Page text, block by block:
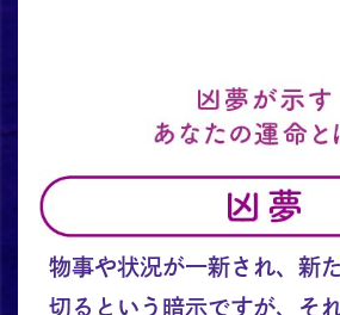
物事や状況が一新され、新
切るという暗示ですが、そ